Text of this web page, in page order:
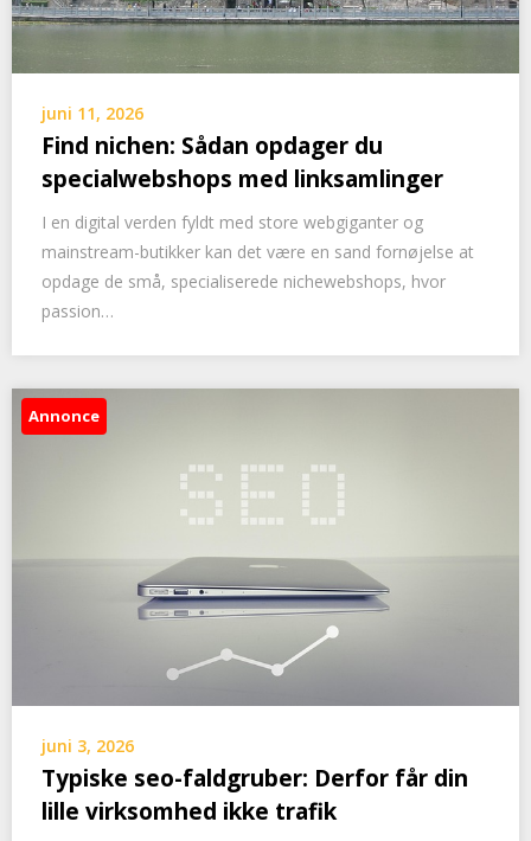
juni 11, 2026
Find nichen: Sådan opdager du
specialwebshops med linksamlinger
I en digital verden fyldt med store webgiganter og
mainstream-butikker kan det være en sand fornøjelse at
opdage de små, specialiserede nichewebshops, hvor
passion…
Annonce
juni 3, 2026
Typiske seo-faldgruber: Derfor får din
lille virksomhed ikke trafik